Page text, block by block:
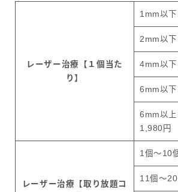
レーザー治療【１個当た
り】
1mm以
2mm以
4mm以
6mm以
6mm以上
1,980円
レーザー治療【取り放題コ
1個～10
11個～